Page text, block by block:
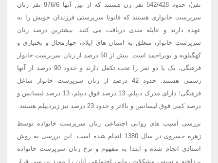
نفر)، حدود 542/428 نفر زن هستند که از بین آنها 976/6 نفر زنان
سرپرست خانواری هستند که قانونا سرپرستی فرزندان خویش را به
عهده دارند و عایله مندی دریافت می کنند. بیشترین درصد زنان
سرپرست خانوار، متعلق به استان های ایلام، چهارمحال و بختیاری و
کهگیلویه و بویراحمد است. بیش از 50 درصد از زنان سرپرست خانوار
فرهنگی، یک یا دو نفر را تحت تکفل دارند و حدود 90 درصد از آنها
رسمی هستند. حدود 42 درصد از زنان سرپرست خانوار شاغل
فرهنگی؛ دارای مدرک دیپلم، 13 درصد فوق دیپلم، 13 درصد لیسانس و
درصد کمی فوق لیسانس و بالاتر و حدود 23 درصد نیز زیردیپلم هستند.
بررسی آسیب های روانی اجتماعی زنان سرپرست خانواده توسط
زهره خسروی در سال 1380 انجام شده است. این بررسی به روش
اسنادی انجام شده و ابتدا به مفهوم و نرخ زنان سرپرست خانواده
پرداخته و سپس مشکلات روانی اجتماعی آنان را مورد بررسی قرار